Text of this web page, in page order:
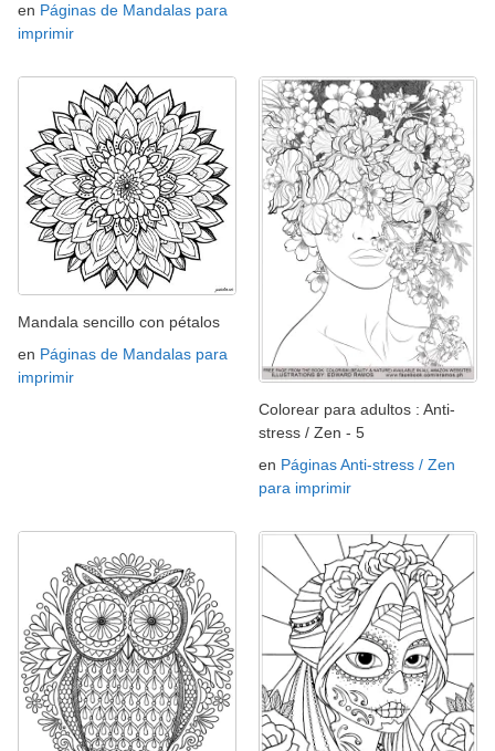
en Páginas de Mandalas para
imprimir
Mandala sencillo con pétalos
en Páginas de Mandalas para
imprimir
Colorear para adultos : Anti-
stress / Zen - 5
en Páginas Anti-stress / Zen
para imprimir